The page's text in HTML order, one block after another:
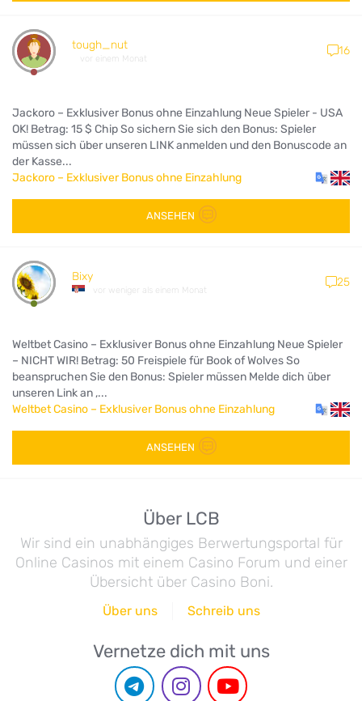
tough_nut
vor einem Monat
16
Jackoro – Exklusiver Bonus ohne Einzahlung Neue Spieler - USA
OK! Betrag: 15 $ Chip So sichern Sie sich den Bonus: Spieler
müssen sich über unseren LINK anmelden und den Bonuscode an
der Kasse...
Jackoro – Exklusiver Bonus ohne Einzahlung
ANSEHEN
Bixy
vor weniger als einem Monat
25
Weltbet Casino – Exklusiver Bonus ohne Einzahlung Neue Spieler
– NICHT WIR! Betrag: 50 Freispiele für Book of Wolves So
beanspruchen Sie den Bonus: Spieler müssen Melde dich über
unseren Link an ,...
Weltbet Casino – Exklusiver Bonus ohne Einzahlung
ANSEHEN
Über LCB
Wir sind ein unabhängiges Berwertungsportal für
Online Casinos mit einem Casino Forum und einer
Übersicht über Casino Boni.
Über uns Schreib uns
Vernetze dich mit uns